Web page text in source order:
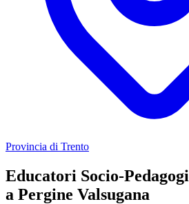
Provincia di Trento
Educatori Socio-
a Pergine Valsugana